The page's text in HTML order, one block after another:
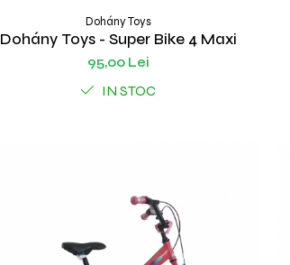
Dohány Toys
Dohány Toys - Super Bike 4 Maxi
95,00 Lei
IN STOC